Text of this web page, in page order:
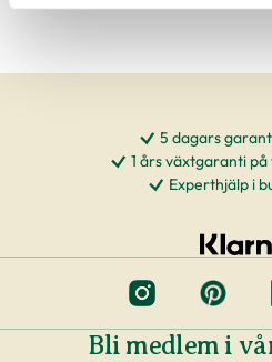
5 dagars
1 års växtgaranti
Experthjälp i
Bli medlem i